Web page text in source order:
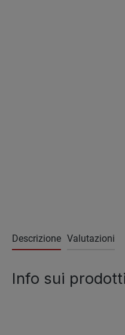
Descrizione Valutazioni
Info sui